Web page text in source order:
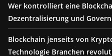
Wer kontrolliert eine
Dezentralisierung und
Blockchain jenseits von
Technologie Branchen